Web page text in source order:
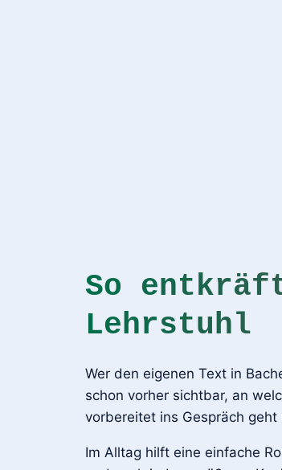
So
Lehrstuhl
Wer den eigenen Text in
schon vorher sichtbar, an
vorbereitet ins Gespräch
Im Alltag hilft eine einfache